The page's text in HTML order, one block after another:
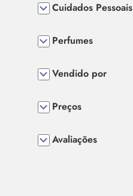
Cuidados Pessoais
Perfumes
Vendido por
Preços
Avaliações